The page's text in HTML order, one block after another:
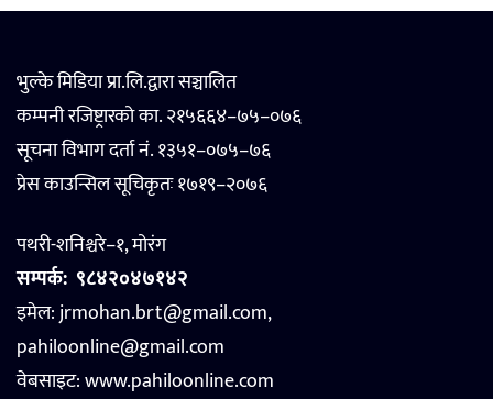
भुल्के मिडिया प्रा.लि.द्वारा सञ्चालित
कम्पनी रजिष्ट्रारको का. २१५६६४–७५–०७६
सूचना विभाग दर्ता नं. १३५१–०७५–७६
प्रेस काउन्सिल सूचिकृतः १७१९–२०७६
पथरी-शनिश्चरे–१, मोरंग
सम्पर्क: ९८४२०४७१४२
इमेल: jrmohan.brt@gmail.com,
pahiloonline@gmail.com
वेबसाइट:www.pahiloonline.com